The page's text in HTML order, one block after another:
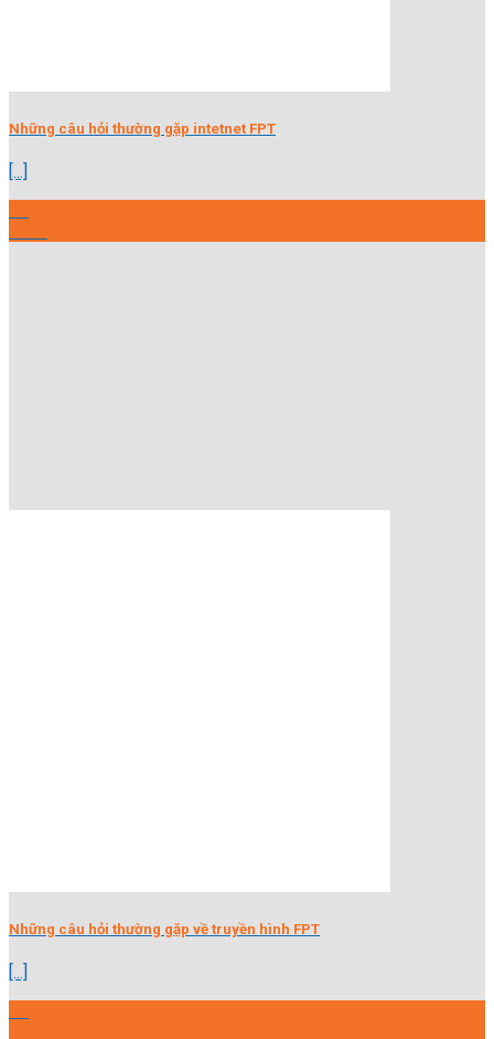
Những câu hỏi thường gặp intetnet FPT
[...]
Những câu hỏi thường gặp về truyền hình FPT
[...]